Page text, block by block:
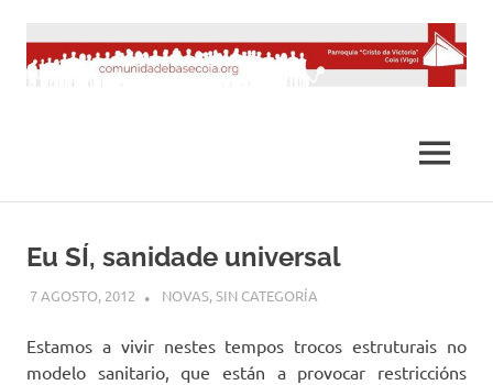
contenido
MENÚ
Eu SÍ, sanidade universal
7 AGOSTO, 2012 DESARROLLO
NOVAS,SIN CATEGORÍA
Estamos a vivir nestes tempos trocos estruturais no
modelo sanitario, que están a provocar restriccións